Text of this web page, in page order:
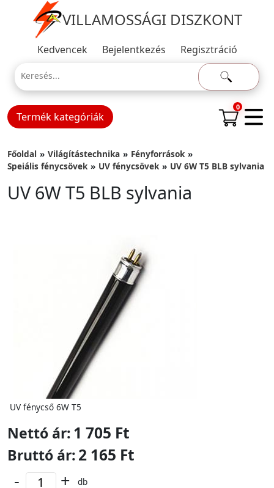
VILLAMOSSÁGI DISZKONT
Kedvencek Bejelentkezés Regisztráció
Termék kategóriák
0
Főoldal Világítástechnika
Fényforrások
Speiális fénycsövek
UV fénycsövek UV 6W T5 BLB sylvania
UV 6W T5 BLB sylvania
UV fénycső 6W T5
Nettó ár:1 705 Ft
Bruttó ár:2 165 Ft
- + db